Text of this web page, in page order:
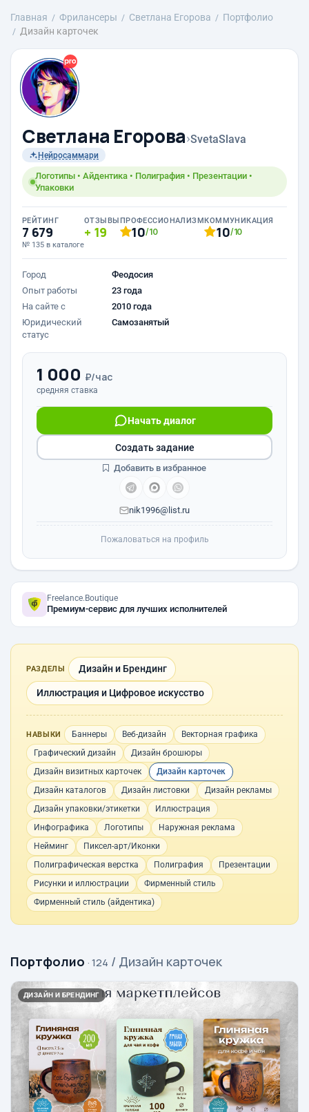
Главная Фрилансеры Светлана Егорова
Портфолио
Дизайн карточек
Светлана Егорова›SvetaSlava
Нейросаммари
Логотипы • Айдентика • Полиграфия • Презентации •
Упаковки
РЕЙТИНГ
7 679
№ 135 в каталоге
ОТЗЫВЫ
19
ПРОФЕССИОНАЛИЗМ
10/10
КОММУНИКАЦИЯ
10/10
Город
Феодосия
Опыт работы
23 года
На сайте с
2010 года
Юридический
статус
Самозанятый
1 000 ₽/час
средняя ставка
Начать диалог
nik1996@list.ru
Создать задание
Добавить в избранное
Пожаловаться на профиль
Freelance.Boutique
Премиум-сервис для лучших исполнителей
РАЗДЕЛЫ Дизайн и Брендинг
Иллюстрация и Цифровое искусство
НАВЫКИ Баннеры Веб-дизайн
Векторная графика
Графический дизайн
Дизайн брошюры
Дизайн визитных карточек
Дизайн карточек
Дизайн каталогов
Дизайн листовки
Дизайн рекламы
Дизайн упаковки/этикетки
Иллюстрация
Инфографика
Логотипы
Наружная реклама
Нейминг
Пиксел-арт/Иконки
Полиграфическая верстка
Полиграфия
Презентации
Рисунки и иллюстрации
Фирменный стиль
Фирменный стиль (айдентика)
Портфолио · 124 / Дизайн карточек
ДИЗАЙН И БРЕНДИНГ